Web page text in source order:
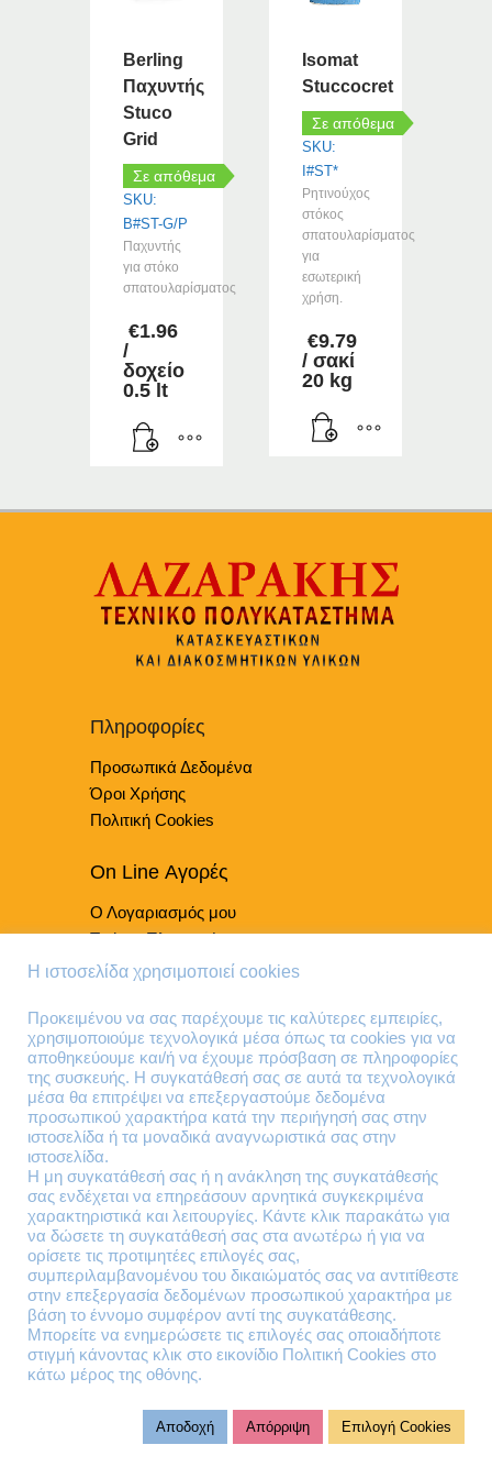
επιλεγούν
σελίδα
προϊόντος
Berling
Παχυντής
Stuco
Grid
Σε απόθεμα
SKU:
B#ST-G/P
Παχυντής
για στόκο
σπατουλαρίσματος
€1.96
/
δοχείο
0.5 lt
Isomat
Stuccocret
Σε απόθεμα
SKU:
I#ST*
Ρητινούχος
στόκος
σπατουλαρίσματος
για
εσωτερική
χρήση.
€9.79
/ σακί
20 kg
Πληροφορίες
Προσωπικά Δεδομένα
Όροι Χρήσης
Πολιτική Cookies
On Line Αγορές
Ο Λογαριασμός μου
Τρόποι Πληρωμής
Τρόποι Παράδοσης
Τηλέφωνα Επικοινωνίας
210 41 13 636
210 41 13 280
Διεύθυνση
Θηβών 220
Άγιος Ιωάννης
Ρέντης
Τ.Κ. 182 33
Email
contact@lazarakis.gr
Η ιστοσελίδα χρησιμοποιεί cookies
Προκειμένου να σας παρέχουμε τις καλύτερες εμπειρίες,
χρησιμοποιούμε τεχνολογικά μέσα όπως τα cookies για να
αποθηκεύουμε και/ή να έχουμε πρόσβαση σε πληροφορίες
της συσκευής. Η συγκατάθεσή σας σε αυτά τα τεχνολογικά
μέσα θα επιτρέψει να επεξεργαστούμε δεδομένα
προσωπικού χαρακτήρα κατά την περιήγησή σας στην
ιστοσελίδα ή τα μοναδικά αναγνωριστικά σας στην
ιστοσελίδα.
Η μη συγκατάθεσή σας ή η ανάκληση της συγκατάθεσής
σας ενδέχεται να επηρεάσουν αρνητικά συγκεκριμένα
χαρακτηριστικά και λειτουργίες. Κάντε κλικ παρακάτω για
να δώσετε τη συγκατάθεσή σας στα ανωτέρω ή για να
ορίσετε τις προτιμητέες επιλογές σας,
συμπεριλαμβανομένου του δικαιώματός σας να αντιτίθεστε
στην επεξεργασία δεδομένων προσωπικού χαρακτήρα με
βάση το έννομο συμφέρον αντί της συγκατάθεσης.
Μπορείτε να ενημερώσετε τις επιλογές σας οποιαδήποτε
στιγμή κάνοντας κλικ στο εικονίδιο Πολιτική Cookies στο
κάτω μέρος της οθόνης.
Αποδοχή Απόρριψη Επιλογή Cookies